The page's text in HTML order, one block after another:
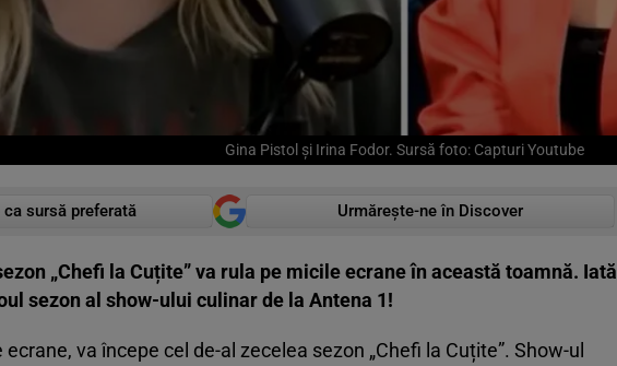
Gina Pistol și Irina Fodor. Sursă foto: Capturi Youtube
ca sursă preferată Urmărește-ne în Discover
„Chefi la Cuțite” va rula pe micile ecrane în această toamnă. Iată
sezon al show-ului culinar de la Antena 1!
va începe cel de-al zecelea sezon „Chefi la Cuțite”. Show-ul